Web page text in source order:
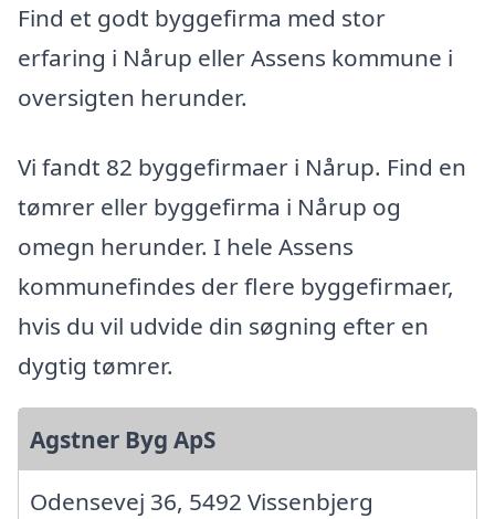
Find et godt byggefirma med stor
erfaring i Nårup eller Assens kommune i
oversigten herunder.
Vi fandt 82 byggefirmaer i Nårup. Find en
tømrer eller byggefirma i Nårup og
omegn herunder. I hele Assens
kommunefindes der flere byggefirmaer,
hvis du vil udvide din søgning efter en
dygtig tømrer.
Agstner Byg ApS
Odensevej 36, 5492 Vissenbjerg